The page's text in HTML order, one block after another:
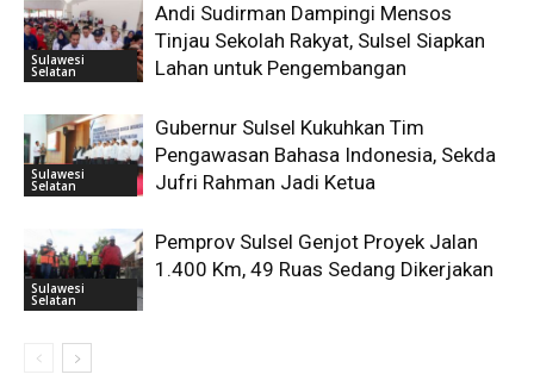
Sulawesi
Selatan
Andi Sudirman Dampingi Mensos
Tinjau Sekolah Rakyat, Sulsel Siapkan
Lahan untuk Pengembangan
Sulawesi
Selatan
Gubernur Sulsel Kukuhkan Tim
Pengawasan Bahasa Indonesia, Sekda
Jufri Rahman Jadi Ketua
Sulawesi
Selatan
Pemprov Sulsel Genjot Proyek Jalan
1.400 Km, 49 Ruas Sedang Dikerjakan